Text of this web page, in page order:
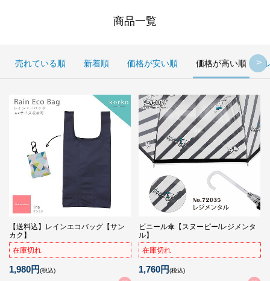
商品一覧
売れている順 新着順 価格が安い順 価格が高い順
【送料込】レインエコバッグ【サン
カク】
在庫切れ
1,980円(税込)
ビニール傘【スヌーピー/レジメンタ
ル】
在庫切れ
1,760円(税込)